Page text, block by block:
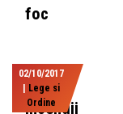
foc
02/10/2017
Lege si
Ordine
Incendii